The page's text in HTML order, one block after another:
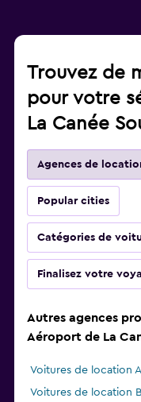
Trouvez de
pour votre
La Canée
Agences de
Popular cities
Catégories de
Finalisez votre
Autres agences
Aéroport de La
Voitures de location
Voitures de location